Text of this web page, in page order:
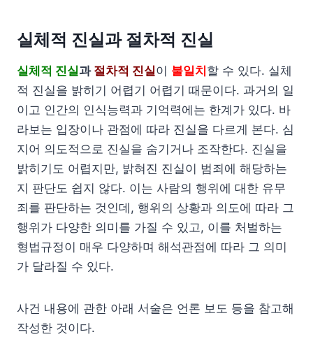
실체적 진실과 절차적 진실
실체적 진실과 절차적 진실이 불일치 할 수 있다. 실체
적 진실을 밝히기 어렵기 어렵기 때문이다. 과거의 일
이고 인간의 인식능력과 기억력에는 한계가 있다. 바
라보는 입장이나 관점에 따라 진실을 다르게 본다. 심
지어 의도적으로 진실을 숨기거나 조작한다. 진실을
밝히기도 어렵지만, 밝혀진 진실이 범죄에 해당하는
지 판단도 쉽지 않다. 이는 사람의 행위에 대한 유무
죄를 판단하는 것인데, 행위의 상황과 의도에 따라 그
행위가 다양한 의미를 가질 수 있고, 이를 처벌하는
형법규정이 매우 다양하며 해석관점에 따라 그 의미
가 달라질 수 있다.
사건 내용에 관한 아래 서술은 언론 보도 등을 참고해
작성한 것이다.